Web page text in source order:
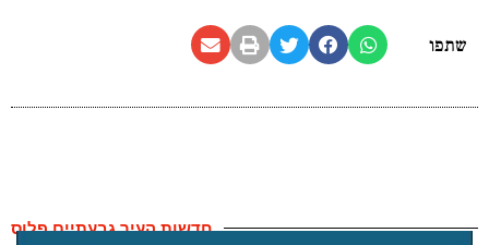
שתפו
חדשות העיר גבעתיים פלוס